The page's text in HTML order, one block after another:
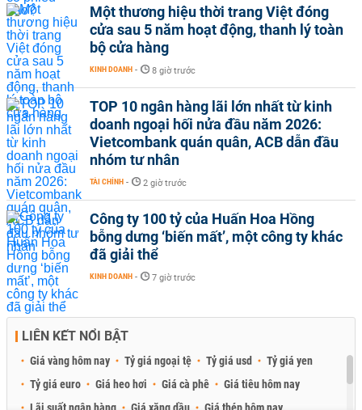
Một thương hiệu thời trang Việt đóng
cửa sau 5 năm hoạt động, thanh lý toàn
bộ cửa hàng
KINH DOANH - 8 giờ trước
TOP 10 ngân hàng lãi lớn nhất từ kinh
doanh ngoại hối nửa đầu năm 2026:
Vietcombank quán quân, ACB dẫn đầu
nhóm tư nhân
TÀI CHÍNH - 2 giờ trước
Công ty 100 tỷ của Huấn Hoa Hồng
bỗng dưng ‘biến mất’, một công ty khác
đã giải thể
KINH DOANH - 7 giờ trước
LIÊN KẾT NỔI BẬT
Giá vàng hôm nay Tỷ giá ngoại tệ Tỷ giá usd
Tỷ giá yen
Tỷ giá euro
Giá heo hơi Giá cà phê
Giá tiêu hôm nay